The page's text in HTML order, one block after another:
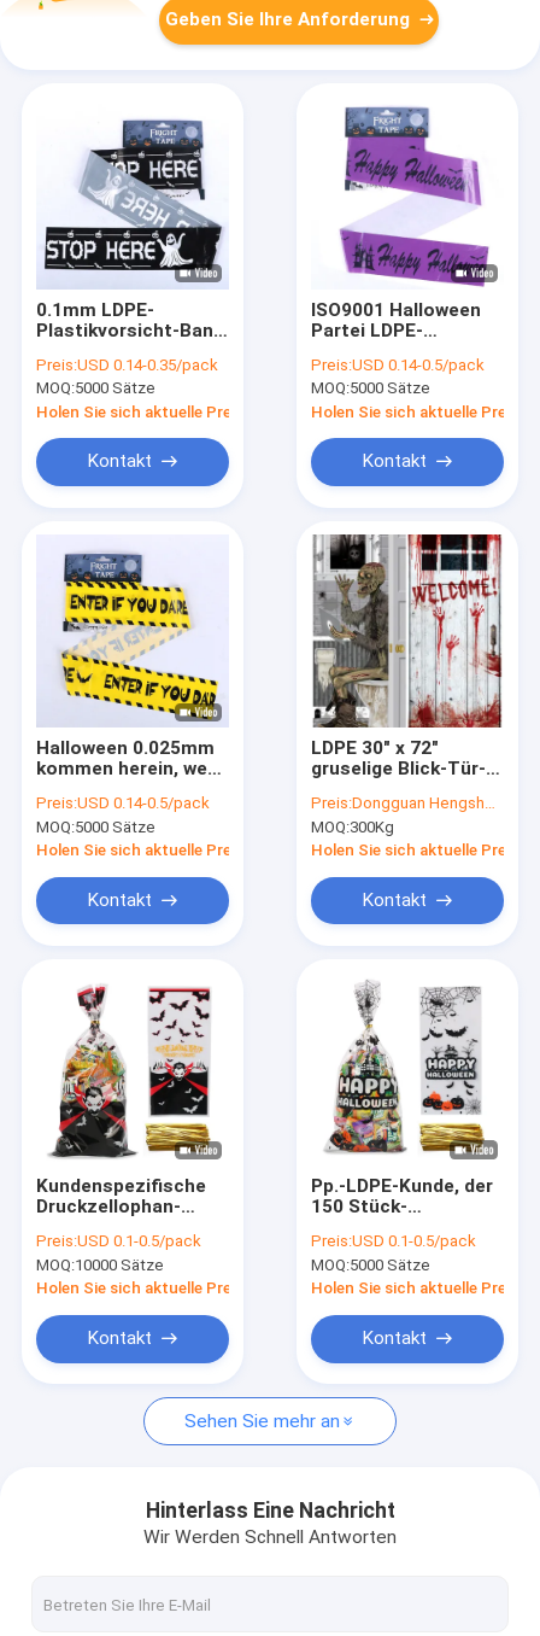
Produkte
Über uns
Fabrik-Ausflug
Nachrichten
Fordern Sie ein Zitat
Polyplastiktasche
medizinische überschüssige Taschen
Wiederverwendbare Eisbeutel
Geben Sie Ihre Anforderung
0.1mm LDPE-
Plastikvorsicht-Band
Partei-Dekoration
Preis:USD 0.14-0.35/pack
MOQ:5000 Sätze
Holen Sie sich aktuelle Preis
Kontakt
ISO9001 Halloween
Partei LDPE-
Schrecken-Band-
0.04mm
Preis:USD 0.14-0.5/pack
MOQ:5000 Sätze
Holen Sie sich aktuelle Preis
Kontakt
Halloween 0.025mm
kommen herein, wenn
des Band-30ft für
Dacoration wagen
Preis:USD 0.14-0.5/pack
MOQ:5000 Sätze
Holen Sie sich aktuelle Preis
Kontakt
LDPE 30" x 72"
gruselige Blick-Tür-
Zusammenstellung
Preis:Dongguan Hengsheng Polybag
MOQ:300Kg
Holen Sie sich aktuelle Preis
Kontakt
Kundenspezifische
Druckzellophan-
Taschen mit
Torsions-Bindungen
für Halloween
Preis:USD 0.1-0.5/pack
MOQ:10000 Sätze
Holen Sie sich aktuelle Preis
Kontakt
Pp.-LDPE-Kunde, der
150 Stück-
Zellophan-Taschen
druckt
Preis:USD 0.1-0.5/pack
MOQ:5000 Sätze
Holen Sie sich aktuelle Preis
Kontakt
Sehen Sie mehr an
Hinterlass Eine Nachricht
Wir Werden Schnell Antworten